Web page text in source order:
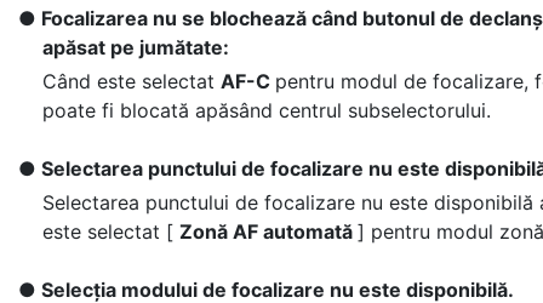
Focalizarea nu se blochează când butonul de
apăsat pe jumătate:
Când este selectat AF-C pentru modul de focalizare,
poate fi blocată apăsând centrul subselectorului.
Selectarea punctului de focalizare nu este
Selectarea punctului de focalizare nu este disponibilă
este selectat [ Zonă AF automată ] pentru modul
Selecția modului de focalizare nu este disponibilă.